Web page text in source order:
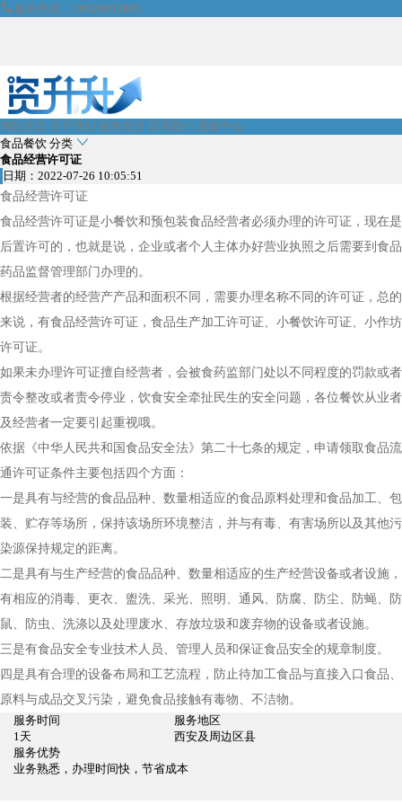
服务热线： 19929955805
网站首页 关于我们 服务项目 联系我们 新闻中心
食品餐饮 分类 
食品经营许可证
日期：2022-07-26 10:05:51
食品经营许可证
食品经营许可证是小餐饮和预包装食品经营者必须办理的许可证，现在是
后置许可的，也就是说，企业或者个人主体办好营业执照之后需要到食品
药品监督管理部门办理的。
根据经营者的经营产产品和面积不同，需要办理名称不同的许可证，总的
来说，有食品经营许可证，食品生产加工许可证、小餐饮许可证、小作坊
许可证。
如果未办理许可证擅自经营者，会被食药监部门处以不同程度的罚款或者
责令整改或者责令停业，饮食安全牵扯民生的安全问题，各位餐饮从业者
及经营者一定要引起重视哦。
依据《中华人民共和国食品安全法》第二十七条的规定，申请领取食品流
通许可证条件主要包括四个方面：
一是具有与经营的食品品种、数量相适应的食品原料处理和食品加工、包
装、贮存等场所，保持该场所环境整洁，并与有毒、有害场所以及其他污
染源保持规定的距离。
二是具有与生产经营的食品品种、数量相适应的生产经营设备或者设施，
有相应的消毒、更衣、盥洗、采光、照明、通风、防腐、防尘、防蝇、防
鼠、防虫、洗涤以及处理废水、存放垃圾和废弃物的设备或者设施。
三是有食品安全专业技术人员、管理人员和保证食品安全的规章制度。
四是具有合理的设备布局和工艺流程，防止待加工食品与直接入口食品、
原料与成品交叉污染，避免食品接触有毒物、不洁物。
服务时间
服务地区
1天
西安及周边区县
服务优势
业务熟悉，办理时间快，节省成本